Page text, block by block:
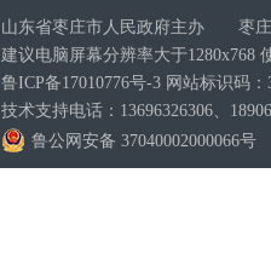
山东省枣庄市人民政府主办 枣庄
建议电脑屏幕分辨率大于1280x768
鲁ICP备17010776号-3 网站标识码：
技术支持电话：13696326306、
鲁公网安备 37040002000066号